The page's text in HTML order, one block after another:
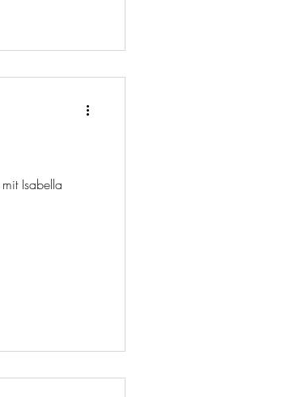
Isabella